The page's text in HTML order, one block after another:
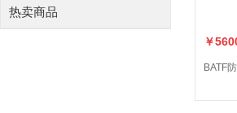
热卖商品
￥
BATF